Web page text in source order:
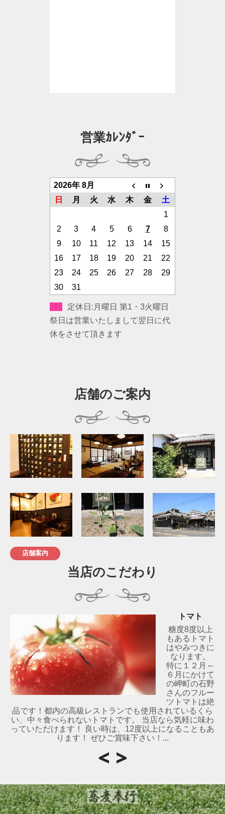
営業ｶﾚﾝﾀﾞｰ
2026年 8月
日
月 火 水 木 金
土
1
2
3 4 5 6 7
8
9
10 11 12 13 14
15
16
17 18 19 20 21
22
23
24 25 26 27 28
29
30
31
定休日:月曜日 第1・3火曜日
祭日は営業いたしまして翌日に代
休をさせて頂きます
店舗のご案内
店舗案内
当店のこだわり
トマト
糖度8度以上
もあるトマト
はやみつきに
なります。
特に１２月～
６月にかけて
の岬町の石野
さんのフルー
ツトマトは絶
品です！都内の高級レストランでも使用されているくら
い、中々食べられないトマトです。 当店なら気軽に味わ
っていただけます！ 良い時は、12度以上になることもあ
ります！ ぜひご賞味下さい！...